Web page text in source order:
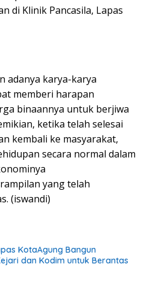
di Klinik Pancasila, Lapas
adanya karya-karya
memberi harapan
binaannya untuk berjiwa
ketika telah selesai
kembali ke masyarakat,
secara normal dalam
yang telah
(iswandi)
KotaAgung Bangun
dan Kodim untuk Berantas